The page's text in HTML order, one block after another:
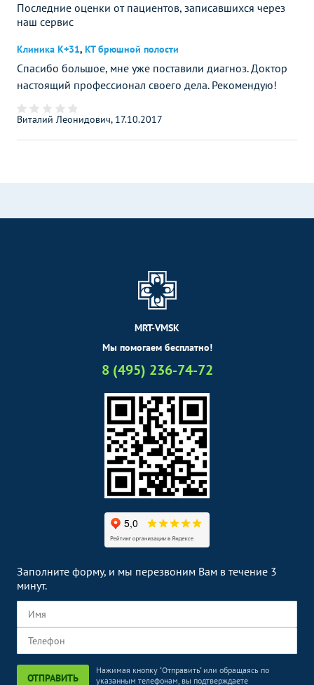
Последние оценки от пациентов, записавшихся через
наш сервис
Клиника К+31, КТ брюшной полости
Спасибо большое, мне уже поставили диагноз. Доктор
настоящий профессионал своего дела. Рекомендую!
Виталий Леонидович, 17.10.2017
MRT-VMSK
Мы помогаем бесплатно!
8 (495) 236-74-72
Заполните форму, и мы перезвоним Вам в течение 3
минут.
ОТПРАВИТЬ
Нажимая кнопку "Отправить" или обращаясь по
указанным телефонам, вы подтверждаете